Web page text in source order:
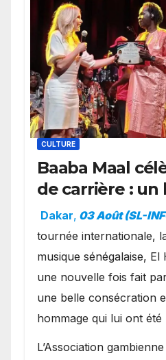
CULTURE
Baaba Maal
de carrière : un
exceptionnel à
présence de la
royale.
Dakar, 03 Août (SL-
tournée internationale,
musique sénégalaise, El
une nouvelle fois fait
une belle consécration
hommage qui lui ont
​L’Association